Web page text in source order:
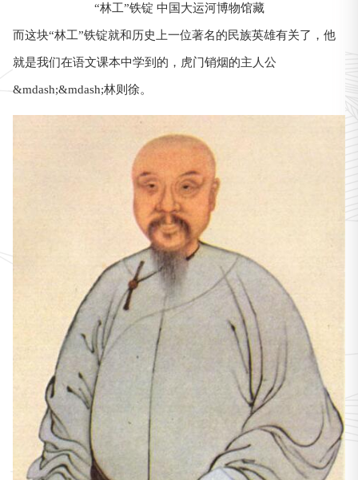
“林工”铁锭 中国大运河博物馆藏
而这块“林工”铁锭就和历史上一位著名的民族英雄有关了，他
就是我们在语文课本中学到的，虎门销烟的主人公
&mdash;&mdash;林则徐。